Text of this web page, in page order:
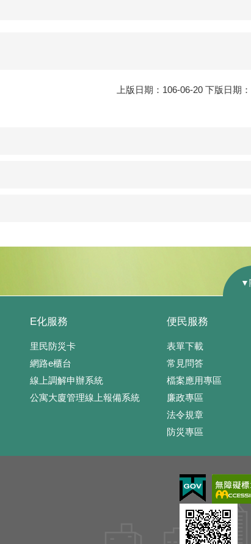
上版日期：106-06-20 下版日期
▼
E化服務
里民防災卡
網路e櫃台
線上調解申辦系統
公寓大廈管理線上報備系統
便民服務
表單下載
常見問答
檔案應用專區
廉政專區
法令規章
防災專區